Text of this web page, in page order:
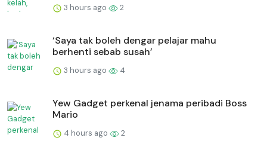
3 hours ago 2
‘Saya tak boleh dengar pelajar mahu
berhenti sebab susah’
3 hours ago 4
Yew Gadget perkenal jenama peribadi Boss
Mario
4 hours ago 2